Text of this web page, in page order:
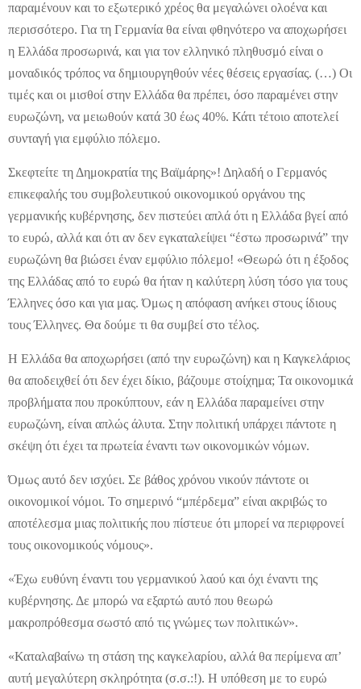
παραμένουν και το εξωτερικό χρέος θα μεγαλώνει ολοένα και
περισσότερο. Για τη Γερμανία θα είναι φθηνότερο να αποχωρήσει
η Ελλάδα προσωρινά, και για τον ελληνικό πληθυσμό είναι ο
μοναδικός τρόπος να δημιουργηθούν νέες θέσεις εργασίας. (…) Οι
τιμές και οι μισθοί στην Ελλάδα θα πρέπει, όσο παραμένει στην
ευρωζώνη, να μειωθούν κατά 30 έως 40%. Κάτι τέτοιο αποτελεί
συνταγή για εμφύλιο πόλεμο.
Σκεφτείτε τη Δημοκρατία της Βαϊμάρης»! Δηλαδή ο Γερμανός
επικεφαλής του συμβολευτικού οικονομικού οργάνου της
γερμανικής κυβέρνησης, δεν πιστεύει απλά ότι η Ελλάδα βγεί από
το ευρώ, αλλά και ότι αν δεν εγκαταλείψει “έστω προσωρινά” την
ευρωζώνη θα βιώσει έναν εμφύλιο πόλεμο! «Θεωρώ ότι η έξοδος
της Ελλάδας από το ευρώ θα ήταν η καλύτερη λύση τόσο για τους
Έλληνες όσο και για μας. Όμως η απόφαση ανήκει στους ίδιους
τους Έλληνες. Θα δούμε τι θα συμβεί στο τέλος.
Η Ελλάδα θα αποχωρήσει (από την ευρωζώνη) και η Καγκελάριος
θα αποδειχθεί ότι δεν έχει δίκιο, βάζουμε στοίχημα; Τα οικονομικά
προβλήματα που προκύπτουν, εάν η Ελλάδα παραμείνει στην
ευρωζώνη, είναι απλώς άλυτα. Στην πολιτική υπάρχει πάντοτε η
σκέψη ότι έχει τα πρωτεία έναντι των οικονομικών νόμων.
Όμως αυτό δεν ισχύει. Σε βάθος χρόνου νικούν πάντοτε οι
οικονομικοί νόμοι. Το σημερινό “μπέρδεμα” είναι ακριβώς το
αποτέλεσμα μιας πολιτικής που πίστευε ότι μπορεί να περιφρονεί
τους οικονομικούς νόμους».
«Έχω ευθύνη έναντι του γερμανικού λαού και όχι έναντι της
κυβέρνησης. Δε μπορώ να εξαρτώ αυτό που θεωρώ
μακροπρόθεσμα σωστό από τις γνώμες των πολιτικών».
«Καταλαβαίνω τη στάση της καγκελαρίου, αλλά θα περίμενα απ’
αυτή μεγαλύτερη σκληρότητα (σ.σ.:!). Η υπόθεση με το ευρώ